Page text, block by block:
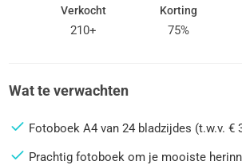
Verkocht
210+
Korting
75%
Wat te verwachten
Fotoboek A4 van 24 bladzijdes (t.w.v. €
Prachtig fotoboek om je mooiste